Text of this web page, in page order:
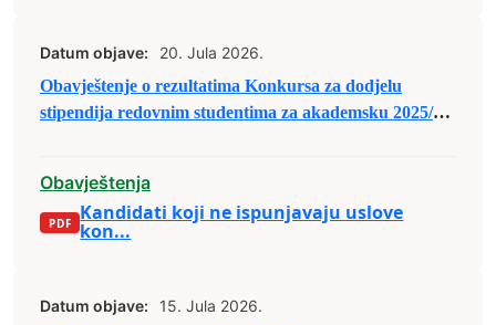
Datum objave:
20. Jula 2026.
Obavještenje o rezultatima Konkursa za dodjelu
stipendija redovnim studentima za akademsku 2025/26.
Obavještenja
Kandidati koji ne ispunjavaju uslove
kon...
Datum objave:
15. Jula 2026.